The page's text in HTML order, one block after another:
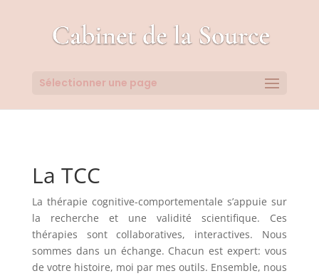
Sélectionner une page
La TCC
La thérapie cognitive-comportementale s’appuie sur
la recherche et une validité scientifique. Ces
thérapies sont collaboratives, interactives. Nous
sommes dans un échange. Chacun est expert: vous
de votre histoire, moi par mes outils. Ensemble, nous